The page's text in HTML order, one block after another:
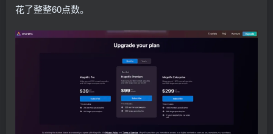
花了整整60点数。